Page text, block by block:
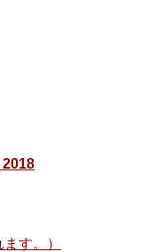
す。）